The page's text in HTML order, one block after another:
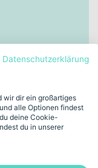
Datenschutzerklärung
wir dir ein großartiges
alle Optionen findest
deine Cookie-
du in unserer